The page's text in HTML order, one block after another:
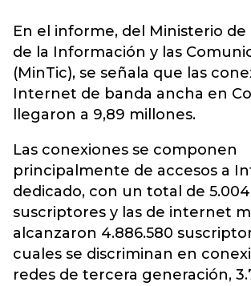
En el informe, del Ministerio
de la Información y las
(MinTic), se señala que las
Internet de banda ancha en
llegaron a 9,89 millones.
Las conexiones se componen
principalmente de accesos a
dedicado, con un total de
suscriptores y las de internet
alcanzaron 4.886.580
cuales se discriminan en
redes de tercera generación,